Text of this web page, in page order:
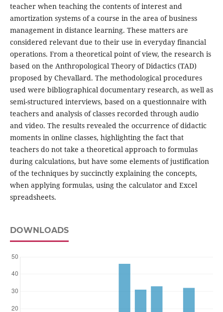
teacher when teaching the contents of interest and
amortization systems of a course in the area of business
management in distance learning. These matters are
considered relevant due to their use in everyday financial
operations. From a theoretical point of view, the research is
based on the Anthropological Theory of Didactics (TAD)
proposed by Chevallard. The methodological procedures
used were bibliographical documentary research, as well as
semi-structured interviews, based on a questionnaire with
teachers and analysis of classes recorded through audio
and video. The results revealed the occurrence of didactic
moments in online classes, highlighting the fact that
teachers do not take a theoretical approach to formulas
during calculations, but have some elements of justification
of the techniques by succinctly explaining the concepts,
when applying formulas, using the calculator and Excel
spreadsheets.
DOWNLOADS